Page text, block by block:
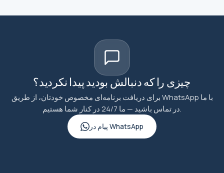
چیزی را که دنبالش بودید پیدا نکردید؟
برای دریافت برنامه‌ای مخصوص خودتان، از طریق WhatsApp با ما
در تماس باشید — ما 24/7 در کنار شما هستیم.
پیام در WhatsApp